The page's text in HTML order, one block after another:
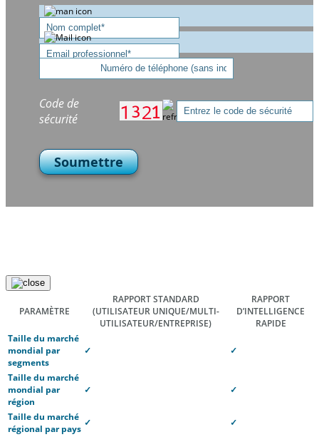
Code de
sécurité
Soumettre
PARAMÈTRE
RAPPORT STANDARD
(UTILISATEUR UNIQUE/MULTI-
UTILISATEUR/ENTREPRISE)
RAPPORT
D’INTELLIGENCE
RAPIDE
Taille du marché
mondial par
segments
✓ ✓
Taille du marché
mondial par
région
✓ ✓
Taille du marché
régional par pays
✓
✓